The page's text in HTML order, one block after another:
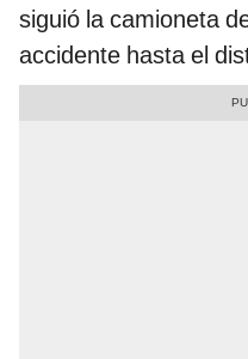
siguió la camioneta
accidente hasta el